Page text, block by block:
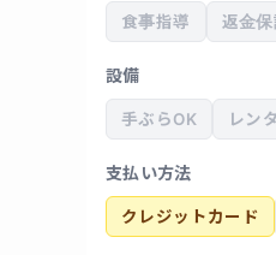
食事指導 返金保
設備
手ぶらOK レン
支払い方法
クレジットカード